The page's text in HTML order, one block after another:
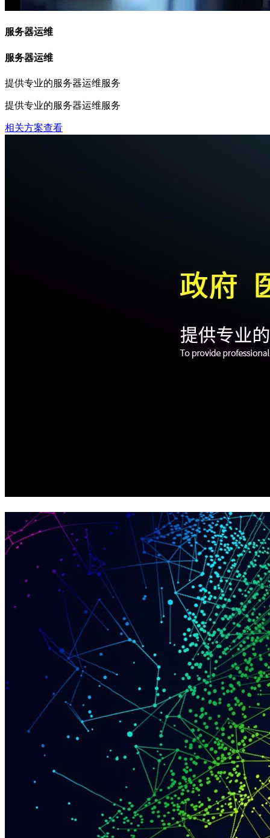
服务器运维
服务器运维
提供专业的服务器运维服务
提供专业的服务器运维服务
相关方案查看